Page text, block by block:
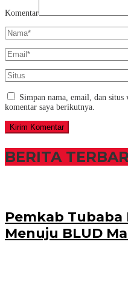
Komentar
Simpan nama, email, dan situs
komentar saya berikutnya.
BERITA
Pemkab Tubaba
Menuju BLUD